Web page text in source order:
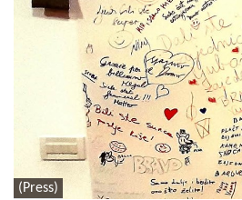
(Press)